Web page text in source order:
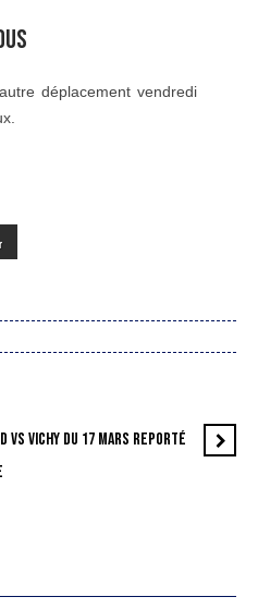
déplacement vendredi
VS VICHY DU 17 MARS REPORTÉ